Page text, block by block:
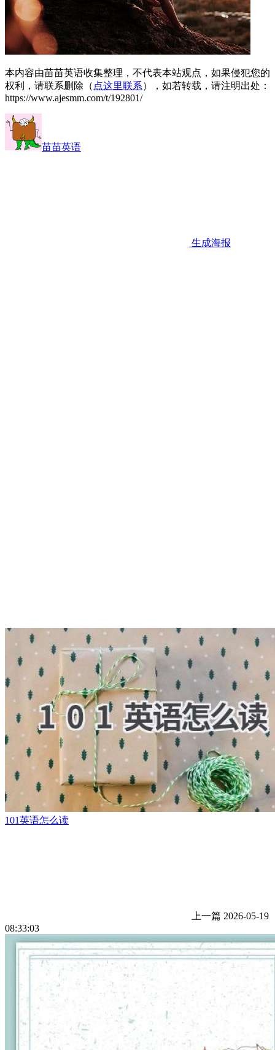
本内容由苗苗英语收集整理，不代表本站观点，如果侵犯您的
权利，请联系删除（ 点这里联系），如若转载，请注明出处：
https://www.ajesmm.com/t/192801/
苗苗英语
生成海报
101英语怎么读
上一篇 2026-05-19
08:33:03